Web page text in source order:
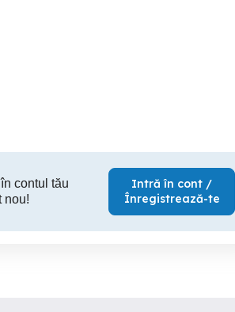
contul tău
nou!
Intră în cont /
Înregistrează-te